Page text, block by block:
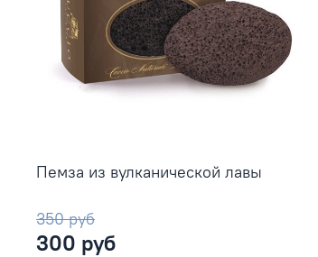
Пемза из вулканической лавы
350 руб
300 руб